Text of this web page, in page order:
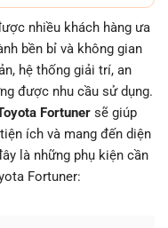
nhiều khách hàng ưa
bền bỉ và không gian
hệ thống giải trí, an
được nhu cầu sử dụng.
Fortuner sẽ giúp
ích và mang đến diện
là những phụ kiện cần
Fortuner: